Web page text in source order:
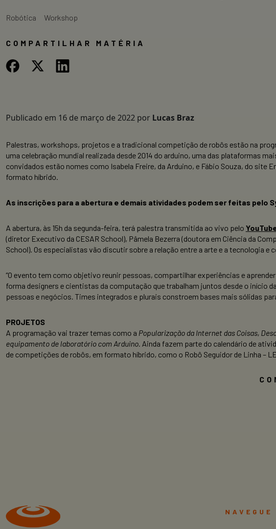
Robótica Workshop
COMPARTILHAR MATÉRIA
Publicado em 16 de março de 2022 por Lucas Braz
Palestras, workshops, projetos e a tradicional competição de robôs estão na
uma celebração mundial realizada desde 2014 do arduino, uma das plataformas
convidados estão nomes como Isabela Freire, da Arduino, e Fábio Souza, do site
formato híbrido.
As inscrições para a abertura e demais atividades podem ser feitas pelo
A abertura, às 15h da segunda-feira, terá palestra transmitida ao vivo pelo
(diretor Executivo da CESAR School), Pâmela Bezerra (doutora em Ciência da
School). Os especialistas vão discutir sobre a relação entre a arte e a tecnologia
“O evento tem como objetivo reunir pessoas, compartilhar experiências e
forma designers e cientistas da computação que trabalham juntos desde o início
pessoas e negócios. Times integrados e plurais constroem bases mais sólidas
PROJETOS
A programação vai trazer temas como a Popularização da Internet das Coisas,
equipamento de laboratório com Arduino . Ainda fazem parte do calendário de
de competições de robôs, em formato híbrido, como o Robô Seguidor de Linha –
NAVEGUE